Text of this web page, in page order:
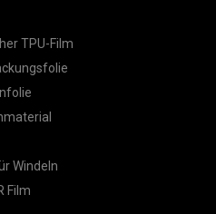
TPU-Film
Windeln
Film